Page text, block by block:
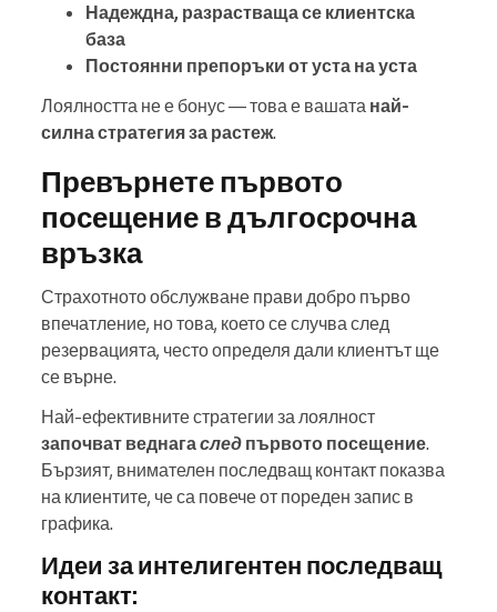
Надеждна, разрастваща се клиентска
база
Постоянни препоръки от уста на уста
Лоялността не е бонус — това е вашата най-
силна стратегия за растеж.
Превърнете първото
посещение в дългосрочна
връзка
Страхотното обслужване прави добро първо
впечатление, но това, което се случва след
резервацията, често определя дали клиентът ще
се върне.
Най-ефективните стратегии за лоялност
започват веднагаслед първото посещение.
Бързият, внимателен последващ контакт показва
на клиентите, че са повече от пореден запис в
графика.
Идеи за интелигентен последващ
контакт: